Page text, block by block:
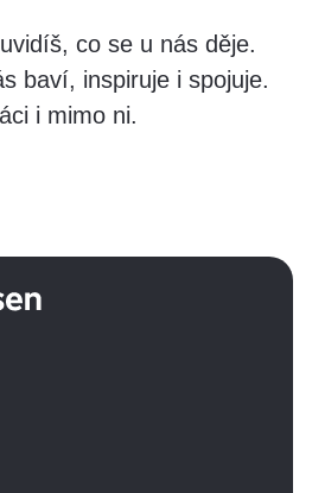
co se u nás děje.
baví, inspiruje i spojuje.
i mimo ni.